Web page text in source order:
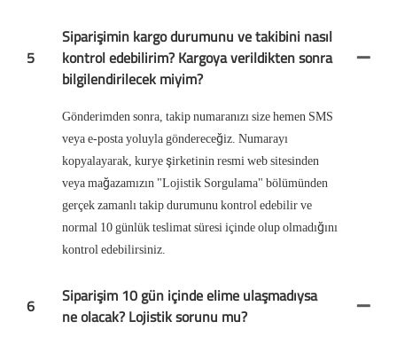
5
Siparişimin kargo durumunu ve takibini nasıl
kontrol edebilirim? Kargoya verildikten sonra
bilgilendirilecek miyim?
Gönderimden sonra, takip numaranızı size hemen SMS
veya e-posta yoluyla göndereceğiz. Numarayı
kopyalayarak, kurye şirketinin resmi web sitesinden
veya mağazamızın "Lojistik Sorgulama" bölümünden
gerçek zamanlı takip durumunu kontrol edebilir ve
normal 10 günlük teslimat süresi içinde olup olmadığını
kontrol edebilirsiniz.
6
Siparişim 10 gün içinde elime ulaşmadıysa
ne olacak? Lojistik sorunu mu?